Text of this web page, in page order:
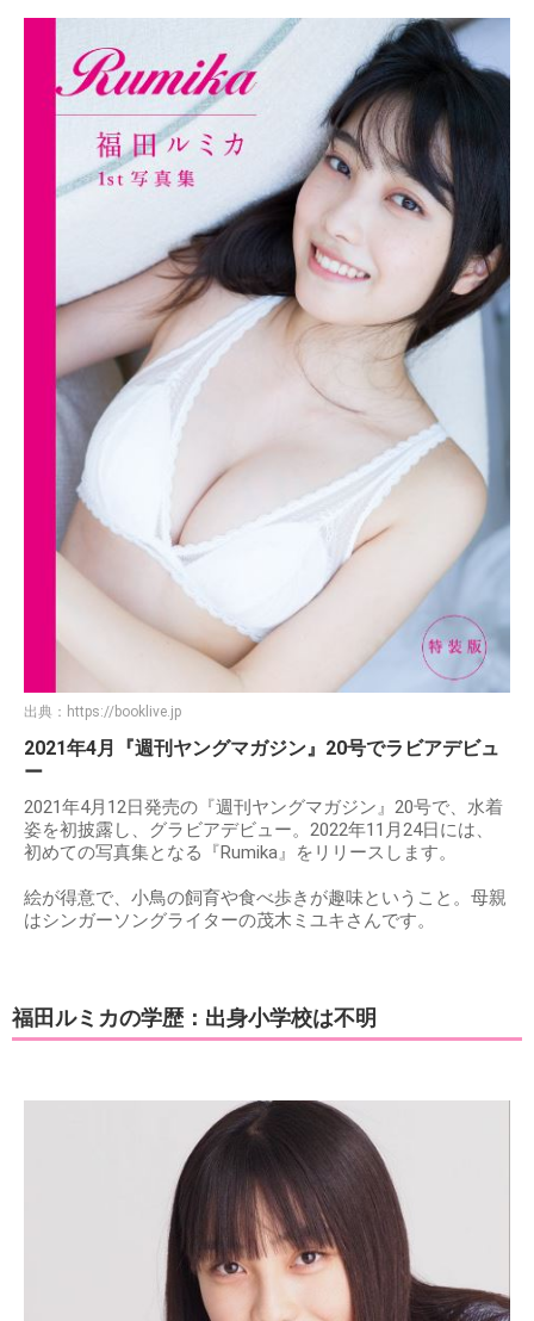
出典： https://booklive.jp
2021年4月『週刊ヤングマガジン』20号でラビアデビュ
ー
2021年4月12日発売の『週刊ヤングマガジン』20号で、水着
姿を初披露し、グラビアデビュー。2022年11月24日には、
初めての写真集となる『Rumika』をリリースします。
絵が得意で、小鳥の飼育や食べ歩きが趣味ということ。母親
はシンガーソングライターの茂木ミユキさんです。
福田ルミカの学歴：出身小学校は不明